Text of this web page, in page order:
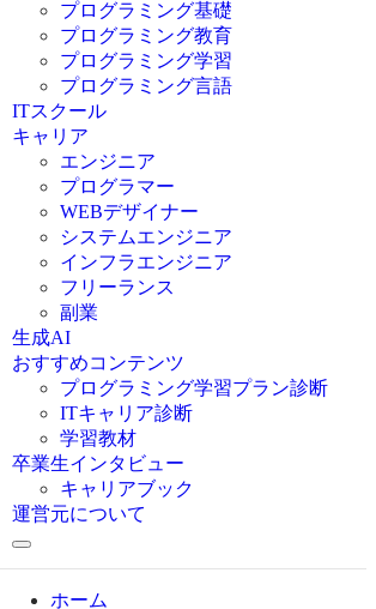
プログラミング基礎
プログラミング教育
プログラミング学習
プログラミング言語
C言語
C#
VBA
Go言語
Kotlin
Java
JavaScript
Swift
Ruby
その他言語
ITスクール
キャリア
エンジニア
プログラマー
WEBデザイナー
システムエンジニア
インフラエンジニア
フリーランス
副業
生成AI
おすすめコンテンツ
プログラミング学習プラン診断
ITキャリア診断
学習教材
卒業生インタビュー
キャリアブック
運営元について
ホーム